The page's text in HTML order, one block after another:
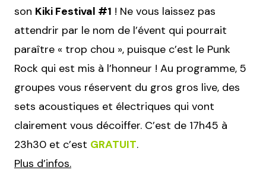
son Kiki Festival #1 ! Ne vous laissez pas
attendrir par le nom de l’évent qui pourrait
paraître « trop chou », puisque c’est le Punk
Rock qui est mis à l’honneur ! Au programme, 5
groupes vous réservent du gros gros live, des
sets acoustiques et électriques qui vont
clairement vous décoiffer. C’est de 17h45 à
23h30 et c’est GRATUIT.
Plus d’infos.